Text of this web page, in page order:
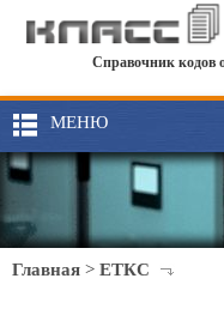
Справочник кодов
МЕНЮ
Главная > ЕТКС